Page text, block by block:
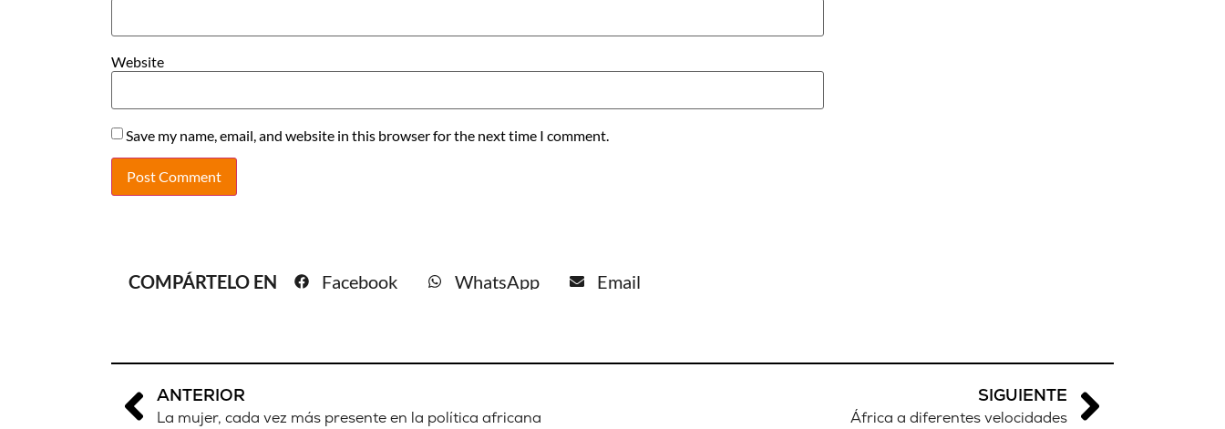
Website
Save my name, email, and website in this browser for the next time I comment.
COMPÁRTELO EN Facebook WhatsApp Email
ANTERIOR
La mujer, cada vez más presente en la política africana
SIGUIENTE
África a diferentes velocidades